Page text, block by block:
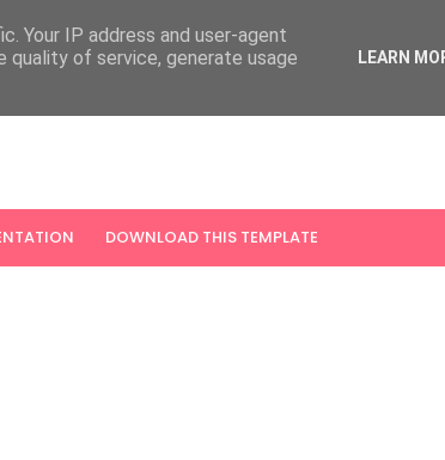
DOWNLOAD THIS TEMPLATE
Your IP address and user-agent
quality of service, generate usage
LEARN